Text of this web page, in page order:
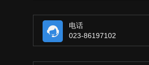
电话
023-86197102